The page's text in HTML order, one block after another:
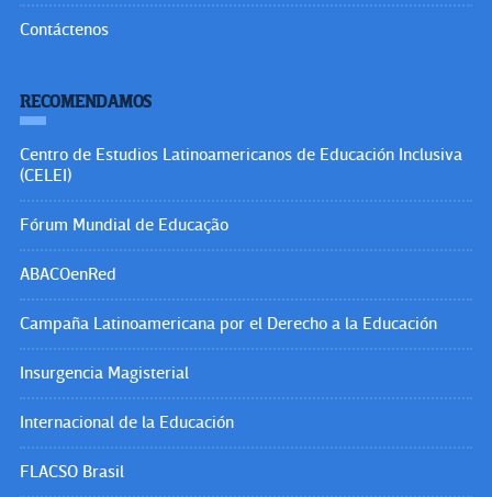
Contáctenos
RECOMENDAMOS
Centro de Estudios Latinoamericanos de Educación Inclusiva
(CELEI)
Fórum Mundial de Educação
ABACOenRed
Campaña Latinoamericana por el Derecho a la Educación
Insurgencia Magisterial
Internacional de la Educación
FLACSO Brasil